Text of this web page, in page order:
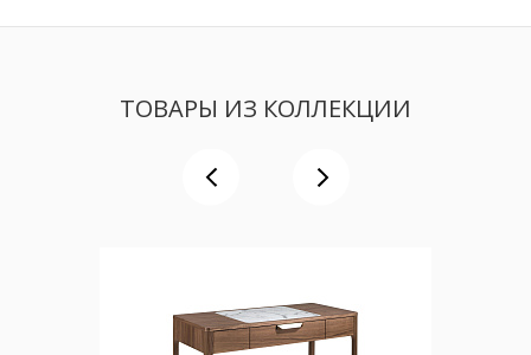
ТОВАРЫ ИЗ КОЛЛЕКЦИИ